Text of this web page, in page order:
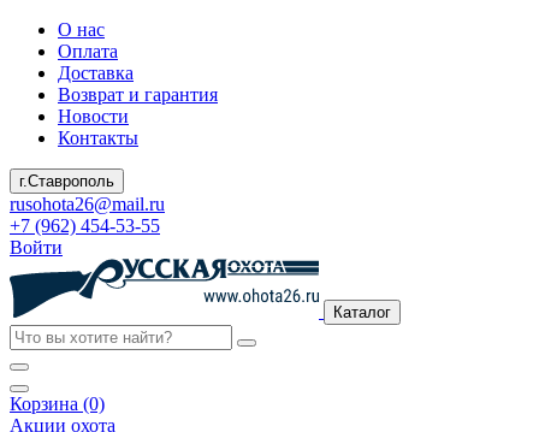
О нас
Оплата
Доставка
Возврат и гарантия
Новости
Контакты
г.Ставрополь
rusohota26@mail.ru
+7 (962) 454-53-55
Войти
Каталог
Корзина (0)
Акции охота